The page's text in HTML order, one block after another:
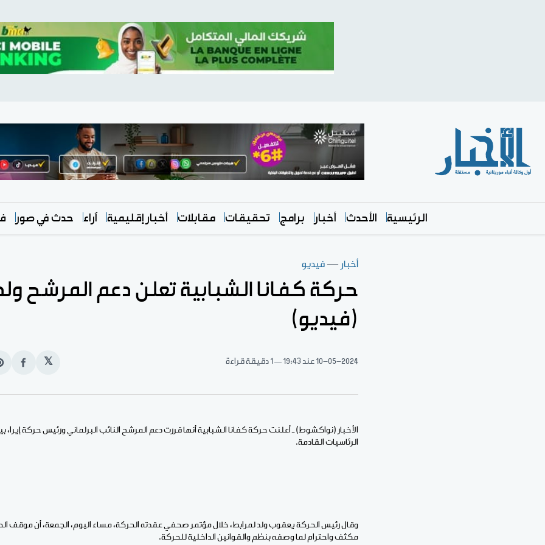
الرئيسية الأحدث أخبار برامج تحقيقات مقابلات أخبار إقليمية آراء حدث في صور
أخبار —فيديو
حركة كفانا الشبابية تعلن دعم المرشح
(فيديو)
10-05-2024 عند 19:43 1 دقيقة قراءة 𝕏
انشر
الأخبار (نواكشوط) ـ أعلنت حركة كفانا الشبابية أنها قررت دعم المرشح النائب البرلماني ورئيس حركة إيرا،
الرئاسيات القادمة.
وقال رئيس الحركة يعقوب ولد لمرابط، خلال مؤتمر صحفي عقدته الحركة، مساء اليوم، الجمعة، أن موقف
مكثف واحترام لما وصفه بنظم والقوانين الداخلية للحركة.